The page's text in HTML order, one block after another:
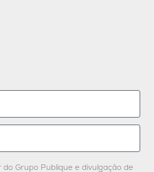
Grupo Publique e divulgação de